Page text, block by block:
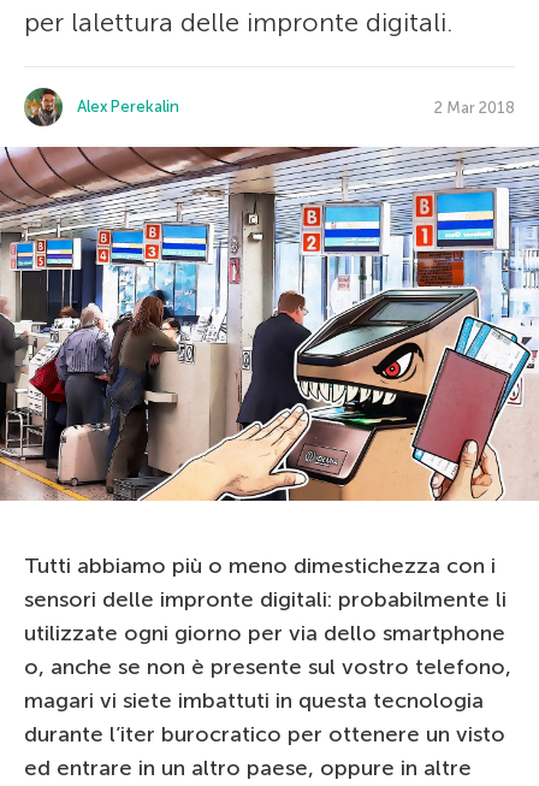
per lalettura delle impronte digitali.
Alex Perekalin 2 Mar 2018
Tutti abbiamo più o meno dimestichezza con i
sensori delle impronte digitali: probabilmente li
utilizzate ogni giorno per via dello smartphone
o, anche se non è presente sul vostro telefono,
magari vi siete imbattuti in questa tecnologia
durante l’iter burocratico per ottenere un visto
ed entrare in un altro paese, oppure in altre